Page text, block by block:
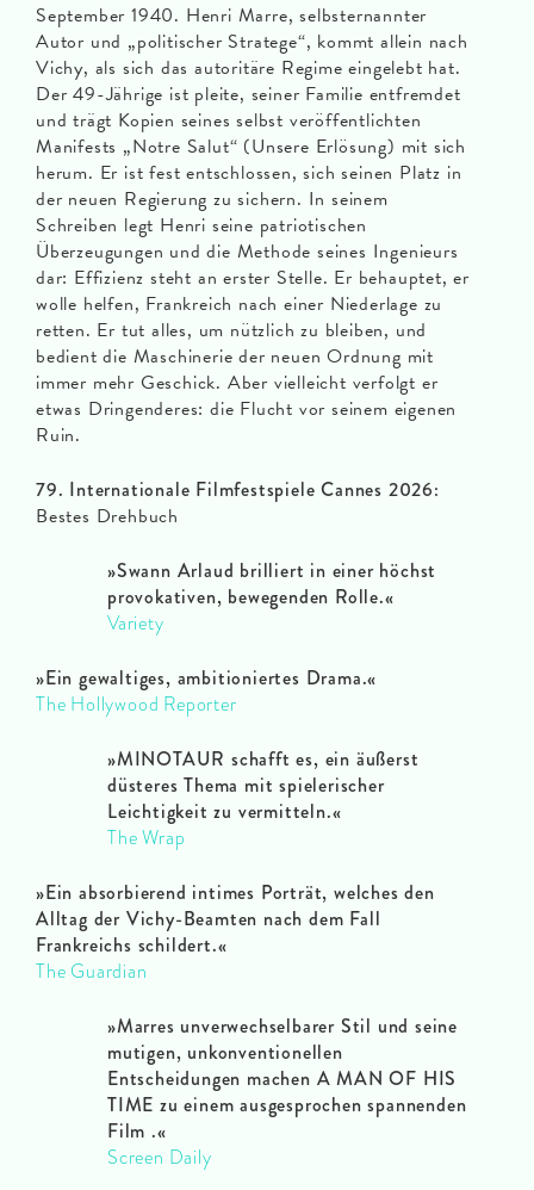
September 1940. Henri Marre, selbsternannter
Autor und „politischer Stratege“, kommt allein nach
Vichy, als sich das autoritäre Regime eingelebt hat.
Der 49-Jährige ist pleite, seiner Familie entfremdet
und trägt Kopien seines selbst veröffentlichten
Manifests „Notre Salut“ (Unsere Erlösung) mit sich
herum. Er ist fest entschlossen, sich seinen Platz in
der neuen Regierung zu sichern. In seinem
Schreiben legt Henri seine patriotischen
Überzeugungen und die Methode seines Ingenieurs
dar: Effizienz steht an erster Stelle. Er behauptet, er
wolle helfen, Frankreich nach einer Niederlage zu
retten. Er tut alles, um nützlich zu bleiben, und
bedient die Maschinerie der neuen Ordnung mit
immer mehr Geschick. Aber vielleicht verfolgt er
etwas Dringenderes: die Flucht vor seinem eigenen
Ruin.
79. Internationale Filmfestspiele Cannes 2026:
Bestes Drehbuch
»Swann Arlaud brilliert in einer höchst
provokativen, bewegenden Rolle.«
Variety
»Ein gewaltiges, ambitioniertes Drama.«
The Hollywood Reporter
»MINOTAUR schafft es, ein äußerst
düsteres Thema mit spielerischer
Leichtigkeit zu vermitteln.«
The Wrap
»Ein absorbierend intimes Porträt, welches den
Alltag der Vichy-Beamten nach dem Fall
Frankreichs schildert.«
The Guardian
»Marres unverwechselbarer Stil und seine
mutigen, unkonventionellen
Entscheidungen machen A MAN OF HIS
TIME zu einem ausgesprochen spannenden
Film .«
Screen Daily